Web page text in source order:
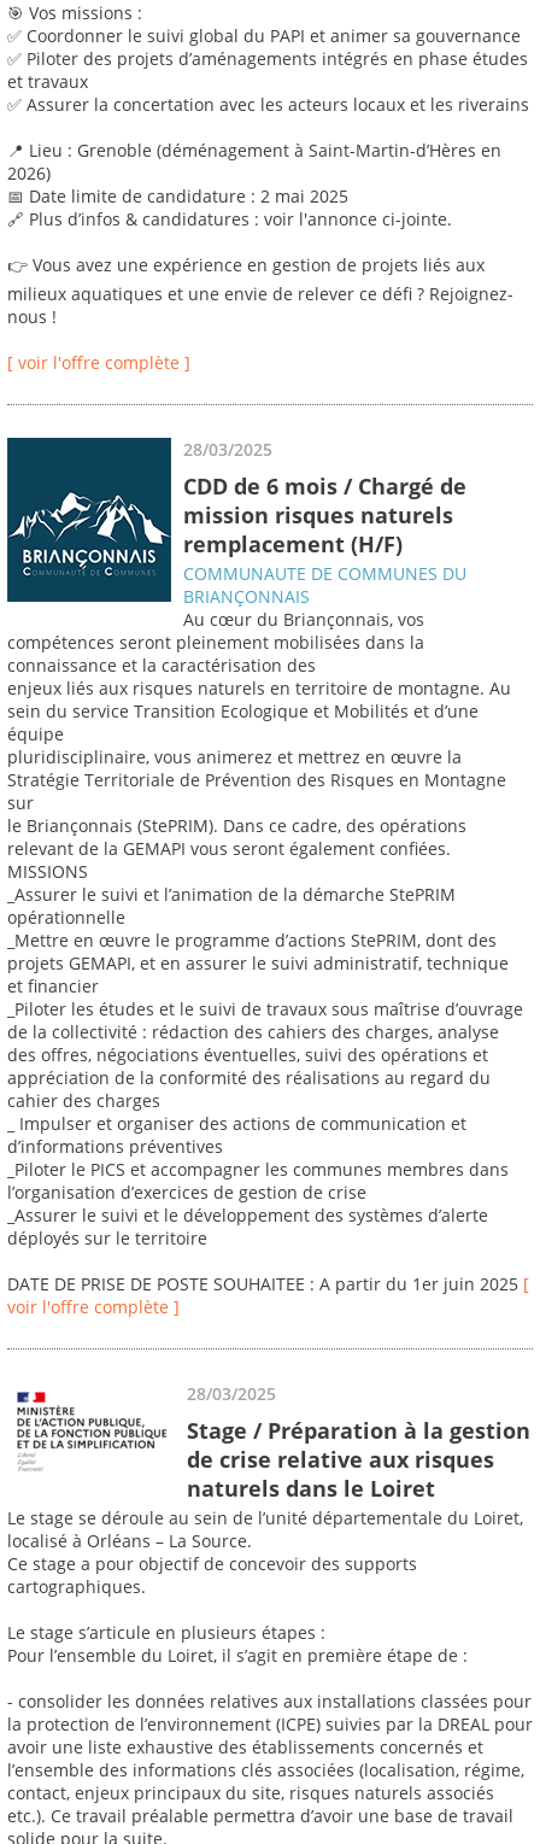
🎯 Vos missions :
✅ Coordonner le suivi global du PAPI et animer sa gouvernance
✅ Piloter des projets d’aménagements intégrés en phase études
et travaux
✅ Assurer la concertation avec les acteurs locaux et les riverains
📍 Lieu : Grenoble (déménagement à Saint-Martin-d’Hères en
2026)
📅 Date limite de candidature : 2 mai 2025
🔗 Plus d’infos & candidatures : voir l'annonce ci-jointe.
👉 Vous avez une expérience en gestion de projets liés aux
milieux aquatiques et une envie de relever ce défi ? Rejoignez-
nous !
[ voir l'offre complète ]
28/03/2025
CDD de 6 mois / Chargé de
mission risques naturels
remplacement (H/F)
COMMUNAUTE DE COMMUNES DU
BRIANÇONNAIS
Au cœur du Briançonnais, vos
compétences seront pleinement mobilisées dans la
connaissance et la caractérisation des
enjeux liés aux risques naturels en territoire de montagne. Au
sein du service Transition Ecologique et Mobilités et d’une
équipe
pluridisciplinaire, vous animerez et mettrez en œuvre la
Stratégie Territoriale de Prévention des Risques en Montagne
sur
le Briançonnais (StePRIM). Dans ce cadre, des opérations
relevant de la GEMAPI vous seront également confiées.
MISSIONS
_Assurer le suivi et l’animation de la démarche StePRIM
opérationnelle
_Mettre en œuvre le programme d’actions StePRIM, dont des
projets GEMAPI, et en assurer le suivi administratif, technique
et financier
_Piloter les études et le suivi de travaux sous maîtrise d’ouvrage
de la collectivité : rédaction des cahiers des charges, analyse
des offres, négociations éventuelles, suivi des opérations et
appréciation de la conformité des réalisations au regard du
cahier des charges
_ Impulser et organiser des actions de communication et
d’informations préventives
_Piloter le PICS et accompagner les communes membres dans
l’organisation d’exercices de gestion de crise
_Assurer le suivi et le développement des systèmes d’alerte
déployés sur le territoire
DATE DE PRISE DE POSTE SOUHAITEE : A partir du 1er juin 2025 [
voir l'offre complète ]
28/03/2025
Stage / Préparation à la gestion
de crise relative aux risques
naturels dans le Loiret
Le stage se déroule au sein de l’unité départementale du Loiret,
localisé à Orléans – La Source.
Ce stage a pour objectif de concevoir des supports
cartographiques.
Le stage s’articule en plusieurs étapes :
Pour l’ensemble du Loiret, il s’agit en première étape de :
- consolider les données relatives aux installations classées pour
la protection de l’environnement (ICPE) suivies par la DREAL pour
avoir une liste exhaustive des établissements concernés et
l’ensemble des informations clés associées (localisation, régime,
contact, enjeux principaux du site, risques naturels associés
etc.). Ce travail préalable permettra d’avoir une base de travail
solide pour la suite.